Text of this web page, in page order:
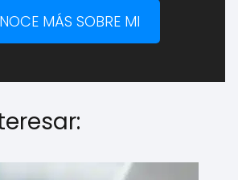
MÁS SOBRE MI